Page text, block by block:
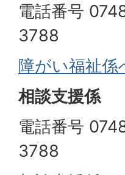
電話番号
3788
障がい福祉係
相談支援係
電話番号
3788